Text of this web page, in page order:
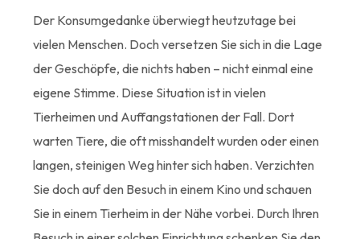
Der Konsumgedanke überwiegt heutzutage bei
vielen Menschen. Doch versetzen Sie sich in die Lage
der Geschöpfe, die nichts haben – nicht einmal eine
eigene Stimme. Diese Situation ist in vielen
Tierheimen und Auffangstationen der Fall. Dort
warten Tiere, die oft misshandelt wurden oder einen
langen, steinigen Weg hinter sich haben. Verzichten
Sie doch auf den Besuch in einem Kino und schauen
Sie in einem Tierheim in der Nähe vorbei. Durch Ihren